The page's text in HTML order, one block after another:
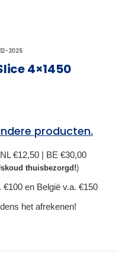
2025
4×1450
producten.
€12,50 | BE €30,00
thuisbezorgd!)
€100 en België v.a. €150
het afrekenen!